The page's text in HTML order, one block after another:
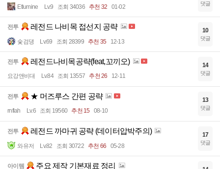
Etlumine Lv.9 조회 34036 추천 32 01-02 댓글
전투 레전드 나비목 접선지 공략
숯검댕 Lv.69 조회 28399 추천 35 12-13
10
댓글
전투 레전드나비목공략(feat,꼬끼오)
요강앤비대 Lv.84 조회 13557 추천 26 12-11
14
댓글
전투 ★ 머즈루스 간편 공략
rnflah Lv.6 조회 19560 추천 15 08-10
13
댓글
전투 레전드 까마귀 공략 (데이터압박주의)
와유저 Lv.82 조회 30722 추천 66 05-28
17
댓글
아이템 주요 제작 기본재료 정리